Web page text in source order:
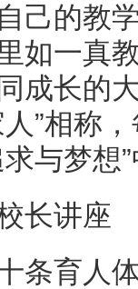
己的教
如一真
成长的
”相称
与梦想
长讲座
条育人